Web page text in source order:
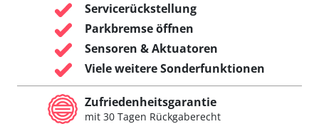
Servicerückstellung
Parkbremse öffnen
Sensoren & Aktuatoren
Viele weitere Sonderfunktionen
Zufriedenheitsgarantie
mit 30 Tagen Rückgaberecht